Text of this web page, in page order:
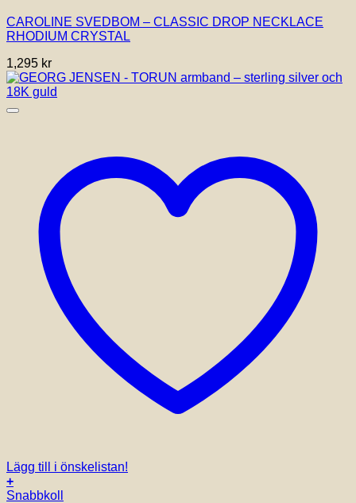
CAROLINE SVEDBOM – CLASSIC DROP NECKLACE
RHODIUM CRYSTAL
1,295 kr
Lägg till i önskelistan!
+
Den
Snabbkoll